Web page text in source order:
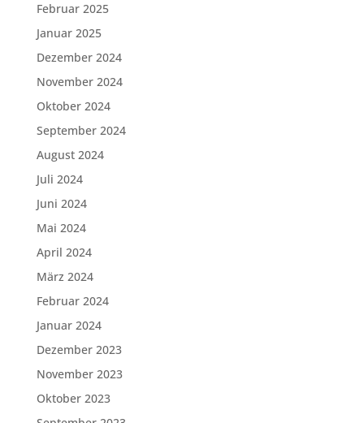
Februar 2025
Januar 2025
Dezember 2024
November 2024
Oktober 2024
September 2024
August 2024
Juli 2024
Juni 2024
Mai 2024
April 2024
März 2024
Februar 2024
Januar 2024
Dezember 2023
November 2023
Oktober 2023